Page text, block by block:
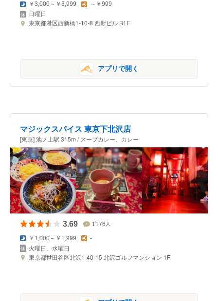
￥3,000～￥3,999 ～￥999
日曜日
東京都港区西新橋1-10-8 西新ビル B1F
アプリで開く
マジックスパイス 東京下北沢店
[東京] 池ノ上駅 315m / スープカレー、カレー
3.69 1176 人
￥1,000～￥1,999 -
火曜日、水曜日
東京都世田谷区北沢1-40-15 北沢ゴルフマンション 1F